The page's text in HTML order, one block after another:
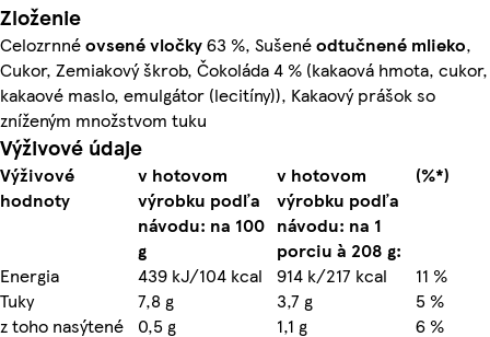
Zloženie
Celozrnnéovsené vločky63 %, Sušenéodtučnené mlieko,
Cukor, Zemiakový škrob, Čokoláda 4 % (kakaová hmota, cukor,
kakaové maslo, emulgátor (lecitíny)), Kakaový prášok so
zníženým množstvom tuku
Výživové údaje
Výživové
hodnoty
v hotovom
výrobku podľa
návodu: na 100
g
v hotovom
výrobku podľa
návodu: na 1
porciu à 208 g:
(%*)
Energia 439 kJ/104 kcal 914 k/217 kcal
11 %
Tuky
7,8 g 3,7 g
5 %
z toho nasýtené
0,5 g 1,1 g
6 %